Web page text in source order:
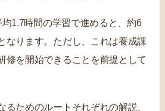
1.7時間の学習で進めると、約6
なります。ただし、これは養成課
修を開始できることを前提として
るためのルートそれぞれの解説、